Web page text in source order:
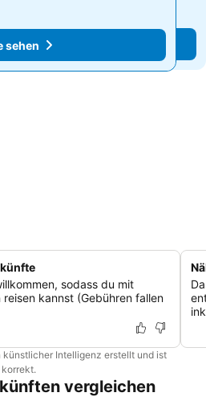
sehen
sehen
sodass du mit
kannst (Gebühren fallen
Intelligenz erstellt und ist
vergleichen